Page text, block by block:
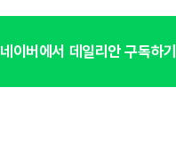
네이버에서 데일리안 구독하기